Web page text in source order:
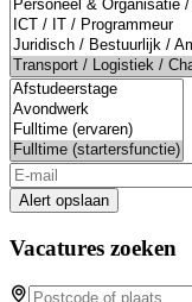
Alert opslaan
Vacatures zoeken